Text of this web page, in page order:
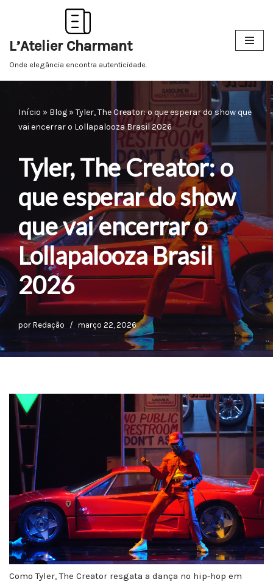
para
o
L’Atelier Charmant
Onde elegância encontra autenticidade.
Início » Blog » Tyler, The Creator: o que esperar do show que
vai encerrar o Lollapalooza Brasil 2026
Tyler, The Creator: o
que esperar do show
que vai encerrar o
Lollapalooza Brasil
2026
por Redação março 22, 2026
Como Tyler, The Creator resgata a dança no hip-hop em